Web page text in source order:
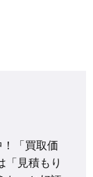
「買取価
「見積もり